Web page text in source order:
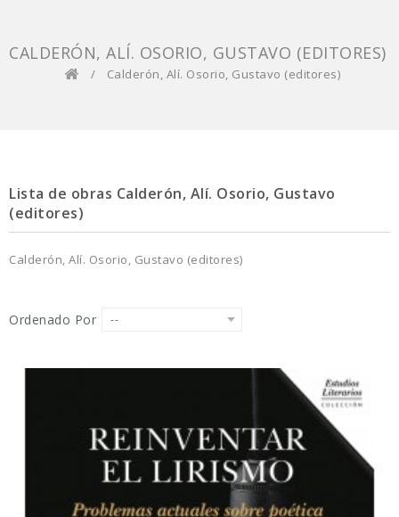
CALDERÓN, ALÍ. OSORIO, GUSTAVO (EDITORES)
/ Calderón, Alí. Osorio, Gustavo (editores)
Lista de obras Calderón, Alí. Osorio, Gustavo
(editores)
Calderón, Alí. Osorio, Gustavo (editores)
Ordenado Por --